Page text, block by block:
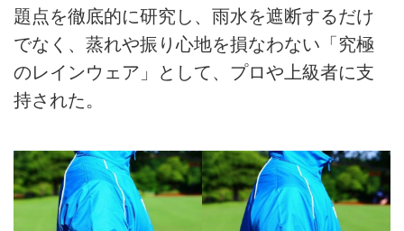
題点を徹底的に研究し、雨水を遮断するだけ
でなく、蒸れや振り心地を損なわない「究極
のレインウェア」として、プロや上級者に支
持された。